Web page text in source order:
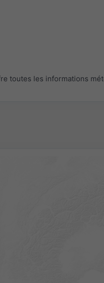
toutes les informations